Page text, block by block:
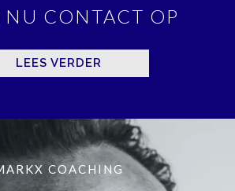
NU CONTACT OP
LEES VERDER
COACHING